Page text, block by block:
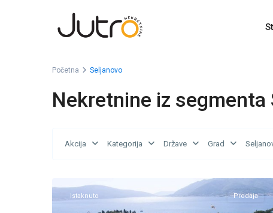
Početna Seljanovo
Nekretnine iz segmenta
Akcija Kategorija Države Grad
Istaknuto Prodaja